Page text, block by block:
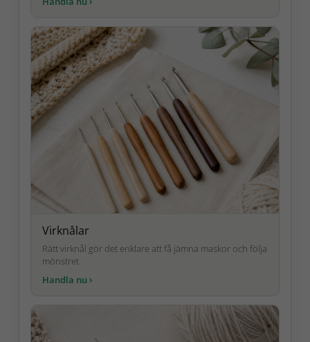
Virknålar
Rätt virknål gör det enklare att få jämna maskor och följa
mönstret.